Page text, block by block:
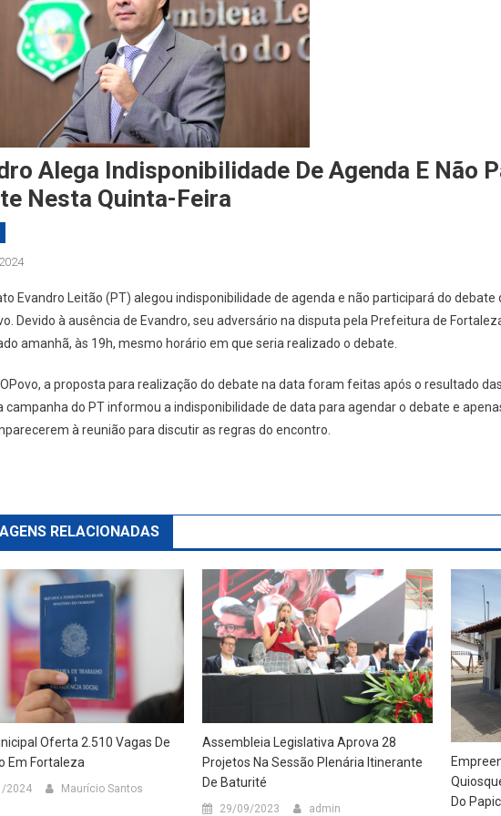
Alega Indisponibilidade De Agenda E Não
Nesta Quinta-Feira
Evandro Leitão (PT) alegou indisponibilidade de agenda e não participará do
Devido à ausência de Evandro, seu adversário na disputa pela Prefeitura de
amanhã, às 19h, mesmo horário em que seria realizado o debate.
a proposta para realização do debate na data foram feitas após o resultado
campanha do PT informou a indisponibilidade de data para agendar o debate e
à reunião para discutir as regras do encontro.
RELACIONADAS
Oferta 2.510 Vagas De
Em Fortaleza
2024 Maurício Santos
Assembleia Legislativa Aprova 28
Projetos Na Sessão Plenária Itinerante
De Baturité
29/09/2023 admin
Do